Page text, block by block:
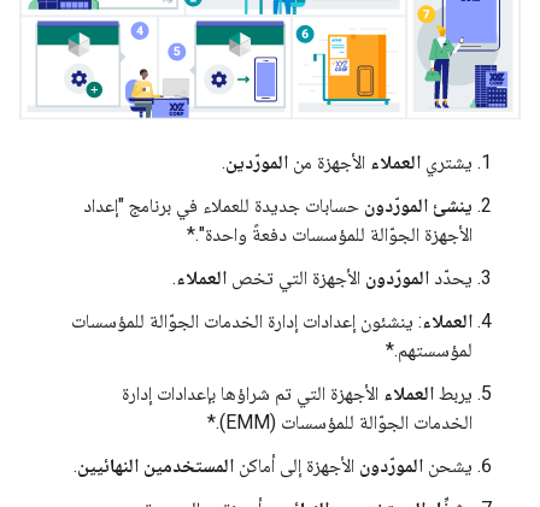
يشتري العملاء الأجهزة من المورّدين.
ينشئ المورّدون حسابات جديدة للعملاء في برنامج "إعداد
الأجهزة الجوّالة للمؤسسات دفعةً واحدة".*
يحدّد المورّدون الأجهزة التي تخص العملاء.
العملاء: ينشئون إعدادات إدارة الخدمات الجوّالة للمؤسسات
لمؤسستهم.*
يربط العملاء الأجهزة التي تم شراؤها بإعدادات إدارة
الخدمات الجوّالة للمؤسسات (EMM).*
يشحن المورّدون الأجهزة إلى أماكن المستخدمين النهائيين.